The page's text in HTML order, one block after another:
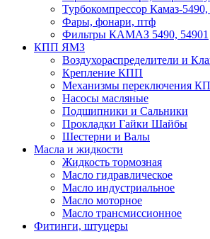
Турбокомпрессор Камаз-5490,
Фары, фонари, птф
Фильтры КАМАЗ 5490, 54901
КПП ЯМЗ
Воздухораспределители и
Крепление КПП
Механизмы переключения
Насосы масляные
Подшипники и Сальники
Прокладки Гайки Шайбы
Шестерни и Валы
Масла и жидкости
Жидкость тормозная
Масло гидравлическое
Масло индустриальное
Масло моторное
Масло трансмиссионное
Фитинги, штуцеры